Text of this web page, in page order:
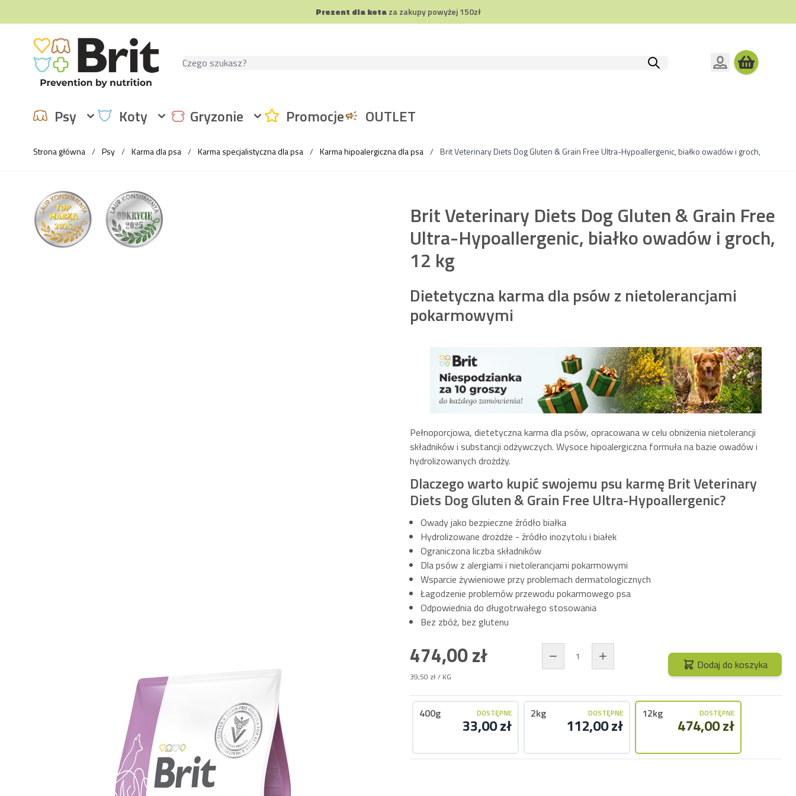
Prezent dla kotaza zakupy powyżej 150zł
Przejdź do treści
Szukaj
Psy Koty Gryzonie Promocje OUTLET
Strona główna / Psy / Karma dla psa / Karma specjalistyczna dla psa / Karma hipoalergiczna dla psa / Brit Veterinary Diets Dog Gluten & Grain Free Ultra-Hypoallergenic, białko owadów i groch, 12 kg
Brit Veterinary Diets Dog Gluten & Grain Free
Ultra-Hypoallergenic, białko owadów i groch,
12 kg
Dietetyczna karma dla psów z nietolerancjami
pokarmowymi
Pełnoporcjowa, dietetyczna karma dla psów, opracowana w celu obniżenia nietolerancji
składników i substancji odżywczych. Wysoce hipoalergiczna formuła na bazie owadów i
hydrolizowanych drożdży.
Dlaczego warto kupić swojemu psu karmę Brit Veterinary
Diets Dog Gluten & Grain Free Ultra-Hypoallergenic?
Owady jako bezpieczne źródło białka
Hydrolizowane drożdże - źródło inozytolu i białek
Ograniczona liczba składników
Dla psów z alergiami i nietolerancjami pokarmowymi
Wsparcie żywieniowe przy problemach dermatologicznych
Łagodzenie problemów przewodu pokarmowego psa
Odpowiednia do długotrwałego stosowania
Bez zbóż, bez glutenu
474,00 zł
39,50 zł/ KG
Dodaj do koszyka
400g DOSTĘPNE
33,00 zł
2kg DOSTĘPNE
112,00 zł
12kg DOSTĘPNE
474,00 zł